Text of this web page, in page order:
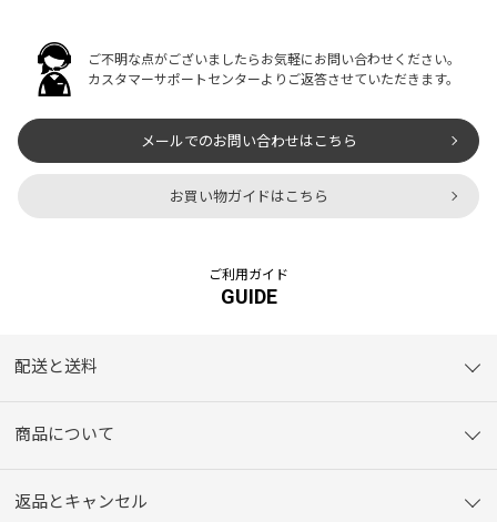
ご不明な点がございましたらお気軽にお問い合わせください。
カスタマーサポートセンターよりご返答させていただきます。
メールでのお問い合わせはこちら
お買い物ガイドはこちら
ご利用ガイド
GUIDE
配送と送料
商品について
返品とキャンセル